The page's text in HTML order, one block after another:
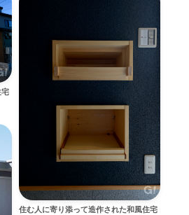
住む人に寄り添って造作された和風住宅